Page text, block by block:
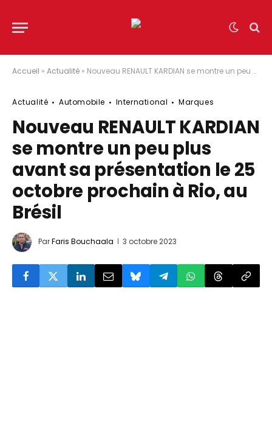
Accueil » Actualité » Nouveau RENAULT KARDIAN se montre un peu plus avant sa présentation le 25 octobre prochain à Rio, au Brésil
Actualité Automobile International Marques
Nouveau RENAULT KARDIAN
se montre un peu plus
avant sa présentation le 25
octobre prochain à Rio, au
Brésil
ParFaris Bouchaala 3 octobre 2023